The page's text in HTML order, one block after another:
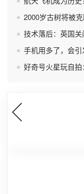
2000岁古树将被
技术落后：英国
手机用多了，会引
好奇号火星玩自